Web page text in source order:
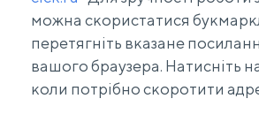
можна скористатися
перетягніть вказане
вашого браузера. Натисніть
коли потрібно скоротити